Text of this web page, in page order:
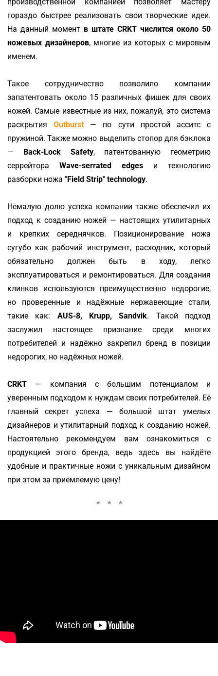
производственной компанией позволяет мастеру
гораздо быстрее реализовать свои творческие идеи.
На данный момент в штате CRKT числится около 50
ножевых дизайнеров, многие из которых с мировым
именем.
Такое сотрудничество позволило компании
запатентовать около 15 различных фишек для своих
ножей. Самые известные из них, пожалуй, это система
раскрытияOutburst — по сути простой асситс с
пружиной. Также можно выделить стопор для бэклока
— Back-Lock Safety, патентованную геометрию
серрейтора Wave-serrated edges и технологию
разборки ножа "Field Strip" technology.
Немалую долю успеха компании также обеспечил их
подход к созданию ножей — настоящих утилитарных
и крепких середнячков. Позиционирование ножа
сугубо как рабочий инструмент, расходник, который
обязательно должен быть в ходу, легко
эксплуатироваться и ремонтироваться. Для создания
клинков используются преимущественно недорогие,
но проверенные и надёжные нержавеющие стали,
такие как: AUS-8, Krupp, Sandvik. Такой подход
заслужил настоящее признание среди многих
потребителей и надёжно закрепил бренд в позиции
недорогих, но надёжных ножей.
CRKT — компания с большим потенциалом и
уверенным подходом к нуждам своих потребителей. Её
главный секрет успеха — большой штат умелых
дизайнеров и утилитарный подход к созданию ножей.
Настоятельно рекомендуем вам ознакомиться с
продукцией этого бренда, ведь здесь вы найдёте
удобные и практичные ножи с уникальным дизайном
при этом за приемлемую цену!